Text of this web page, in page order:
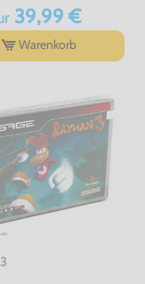
39,99 €
Warenkorb